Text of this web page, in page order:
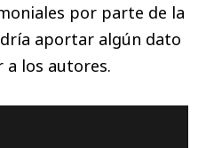
por parte de la
aportar algún dato
los autores.